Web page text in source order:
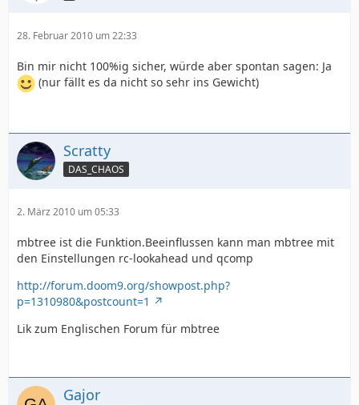
28. Februar 2010 um 22:33
Bin mir nicht 100%ig sicher, würde aber spontan sagen: Ja
(nur fällt es da nicht so sehr ins Gewicht)
Scratty
DAS_CHAOS
2. März 2010 um 05:33
mbtree ist die Funktion.Beeinflussen kann man mbtree mit
den Einstellungen rc-lookahead und qcomp
http://forum.doom9.org/showpost.php?
p=1310980&postcount=1
Lik zum Englischen Forum für mbtree
Gajor